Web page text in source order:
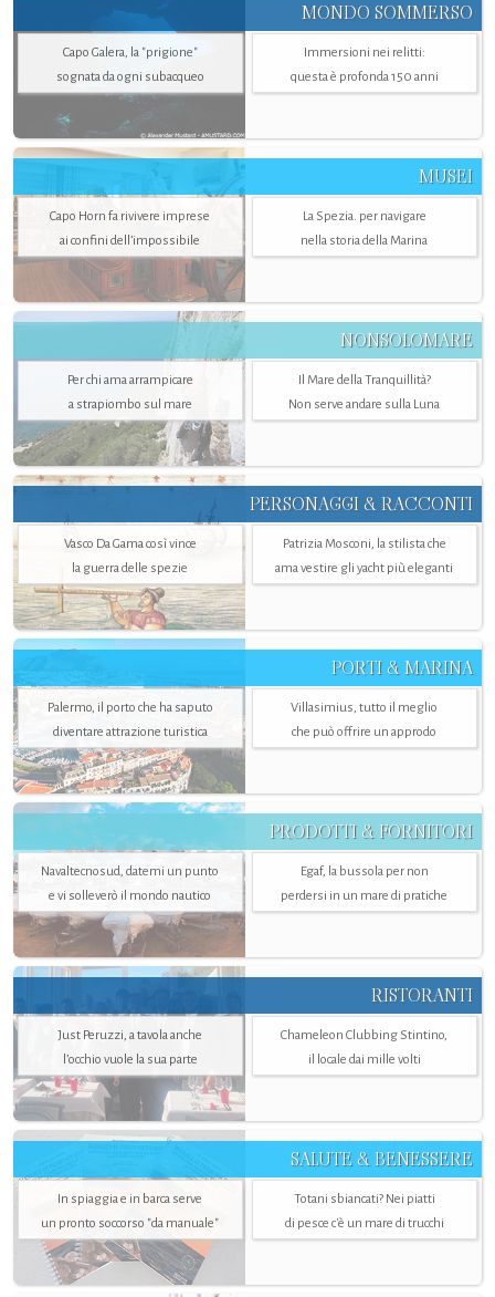
MONDO SOMMERSO
Capo Galera, la "prigione"
sognata da ogni subacqueo
Immersioni nei relitti:
questa è profonda 150 anni
MUSEI
Capo Horn fa rivivere imprese
ai confini dell’impossibile
La Spezia. per navigare
nella storia della Marina
NONSOLOMARE
Per chi ama arrampicare
a strapiombo sul mare
Il Mare della Tranquillità?
Non serve andare sulla Luna
PERSONAGGI & RACCONTI
Vasco Da Gama così vince
la guerra delle spezie
Patrizia Mosconi, la stilista che
ama vestire gli yacht più eleganti
PORTI & MARINA
Palermo, il porto che ha saputo
diventare attrazione turistica
Villasimius, tutto il meglio
che può offrire un approdo
PRODOTTI & FORNITORI
Navaltecnosud, datemi un punto
e vi solleverò il mondo nautico
Egaf, la bussola per non
perdersi in un mare di pratiche
RISTORANTI
Just Peruzzi, a tavola anche
l’occhio vuole la sua parte
Chameleon Clubbing Stintino,
il locale dai mille volti
SALUTE & BENESSERE
In spiaggia e in barca serve
un pronto soccorso "da manuale"
Totani sbiancati? Nei piatti
di pesce c'è un mare di trucchi